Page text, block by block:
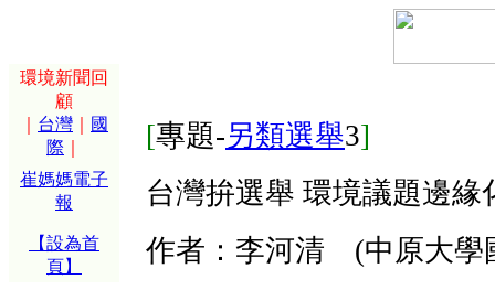
環境新聞回
顧
台灣
國
際
崔媽媽電子
報
【設為首
頁】
[專題-另類選舉3]
台灣拚選舉 環境議題邊緣
作者：李河清 (中原大學